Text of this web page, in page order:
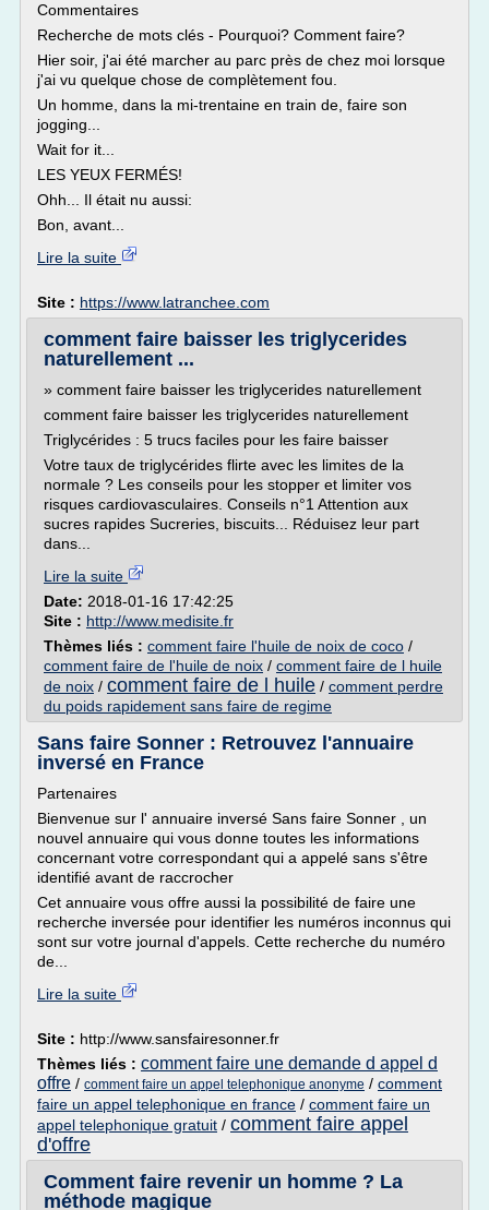
Commentaires
Recherche de mots clés - Pourquoi? Comment faire?
Hier soir, j'ai été marcher au parc près de chez moi lorsque
j'ai vu quelque chose de complètement fou.
Un homme, dans la mi-trentaine en train de, faire son
jogging...
Wait for it...
LES YEUX FERMÉS!
Ohh... Il était nu aussi:
Bon, avant...
Lire la suite
Site : https://www.latranchee.com
comment faire baisser les triglycerides
naturellement ...
» comment faire baisser les triglycerides naturellement
comment faire baisser les triglycerides naturellement
Triglycérides : 5 trucs faciles pour les faire baisser
Votre taux de triglycérides flirte avec les limites de la
normale ? Les conseils pour les stopper et limiter vos
risques cardiovasculaires. Conseils n°1 Attention aux
sucres rapides Sucreries, biscuits... Réduisez leur part
dans...
Lire la suite
Date: 2018-01-16 17:42:25
Site : http://www.medisite.fr
Thèmes liés : comment faire l'huile de noix de coco /
comment faire de l'huile de noix / comment faire de l huile
de noix / comment faire de l huile / comment perdre
du poids rapidement sans faire de regime
Sans faire Sonner : Retrouvez l'annuaire
inversé en France
Partenaires
Bienvenue sur l' annuaire inversé Sans faire Sonner , un
nouvel annuaire qui vous donne toutes les informations
concernant votre correspondant qui a appelé sans s'être
identifié avant de raccrocher
Cet annuaire vous offre aussi la possibilité de faire une
recherche inversée pour identifier les numéros inconnus qui
sont sur votre journal d'appels. Cette recherche du numéro
de...
Lire la suite
Site : http://www.sansfairesonner.fr
Thèmes liés : comment faire une demande d appel d
offre / comment faire un appel telephonique anonyme / comment
faire un appel telephonique en france / comment faire un
appel telephonique gratuit / comment faire appel
d'offre
Comment faire revenir un homme ? La
méthode magique